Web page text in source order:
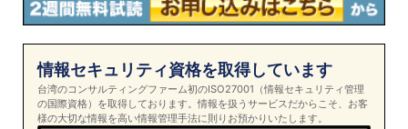
情報セキュリティ資格を取得しています
台湾のコンサルティングファーム初のISO27001（情報セキュリティ管理
の国際資格）を取得しております。情報を扱うサービスだからこそ、お客
様の大切な情報を高い情報管理手法に則りお預かりいたします。